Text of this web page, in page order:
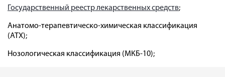
Государственный реестр лекарственных средств;
Анатомо-терапевтическо-химическая классификация
(ATX);
Нозологическая классификация (МКБ-10);